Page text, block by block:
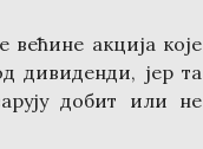
већине акција које
дивиденди, јер та
добит или не